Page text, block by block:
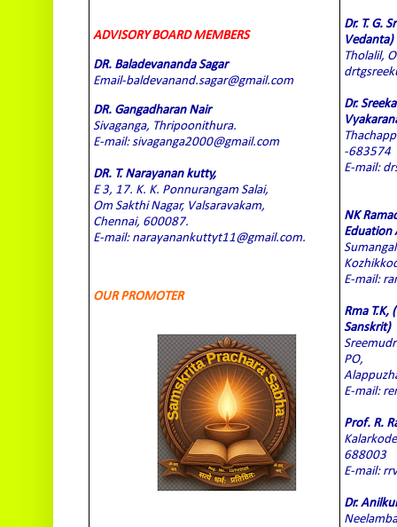
ADVISORY BOARD MEMBERS
DR. Baladevananda Sagar
Email-baldevanand.sagar@gmail.com
DR. Gangadharan Nair
Sivaganga, Thripoonithura.
E-mail: sivaganga2000@gmail.com
DR. T. Narayanan kutty,
E 3, 17. K. K. Ponnurangam Salai,
Om Sakthi Nagar, Valsaravakam,
Chennai, 600087.
E-mail: narayanankuttyt11@gmail.com.
OUR PROMOTER
Dr. T. G.
Vedanta)
Tholalil,
Dr.
-683574
E-mail:
NK
Eduation
E-mail:
Rma T.K,
Sanskrit)
PO,
E-mail:
Prof. R.
688003
E-mail:
Dr.